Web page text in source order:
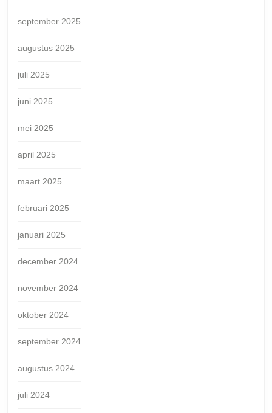
september 2025
augustus 2025
juli 2025
juni 2025
mei 2025
april 2025
maart 2025
februari 2025
januari 2025
december 2024
november 2024
oktober 2024
september 2024
augustus 2024
juli 2024